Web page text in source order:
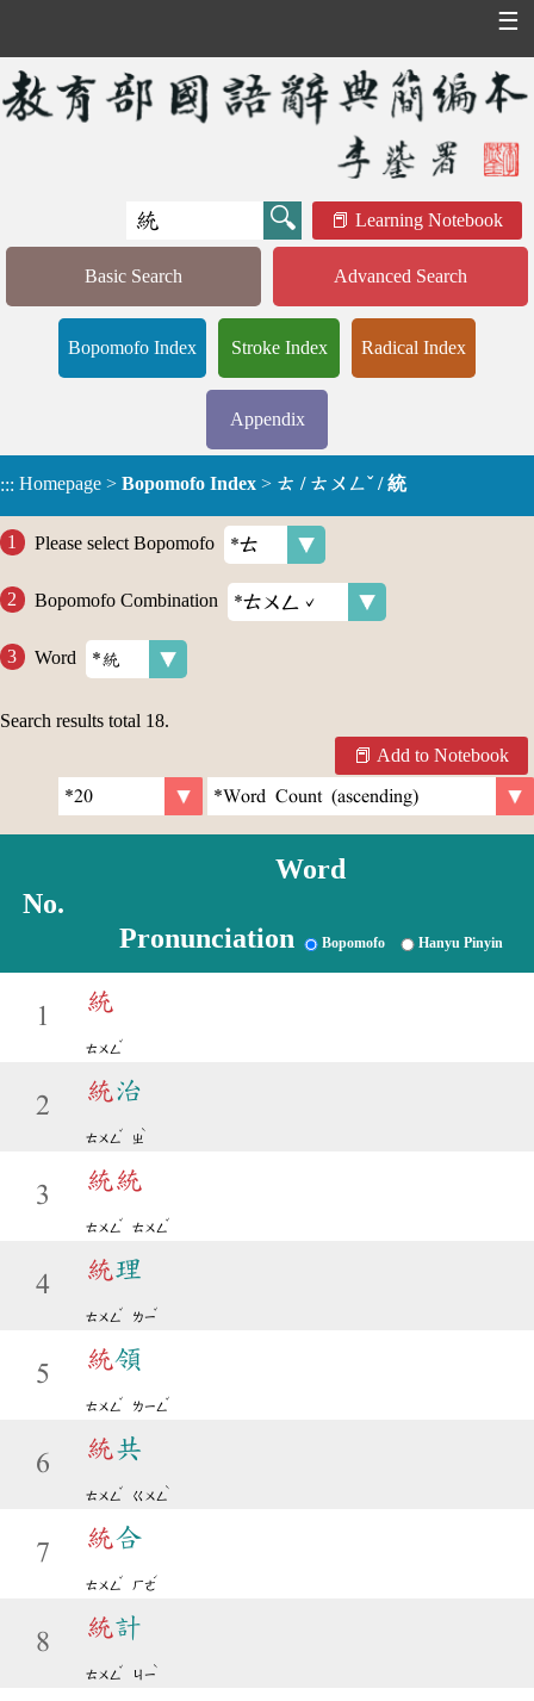
☰
Learning Notebook
Basic Search Advanced Search
Bopomofo Index Stroke Index Radical Index
Appendix
::: Homepage > Bopomofo Index > ㄊ / ㄊㄨㄥˇ / 統
Please select Bopomofo
Bopomofo Combination
Word
Search results total 18.
Add to Notebook
No.
Word
Pronunciation Bopomofo Hanyu Pinyin
1
統
ㄊㄨㄥ
ˇ
2
統治
ㄊㄨㄥ
ˇ
ㄓ
ˋ
3
統統
ㄊㄨㄥ
ˇ
ㄊㄨㄥ
ˇ
4
統理
ㄊㄨㄥ
ˇ
ㄌㄧ
ˇ
5
統領
ㄊㄨㄥ
ˇ
ㄌㄧㄥ
ˇ
6
統共
ㄊㄨㄥ
ˇ
ㄍㄨㄥ
ˋ
7
統合
ㄊㄨㄥ
ˇ
ㄏㄜ
ˊ
8
統計
ㄊㄨㄥ
ˇ
ㄐㄧ
ˋ